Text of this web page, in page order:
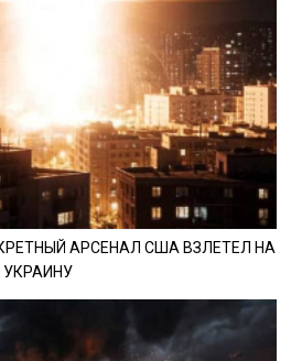
АРСЕНАЛ США ВЗЛЕТЕЛ НА